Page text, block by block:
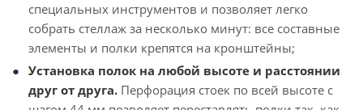
специальных инструментов и позволяет легко
собрать стеллаж за несколько минут: все составные
элементы и полки крепятся на кронштейны;
Установка полок на любой высоте и расстоянии
друг от друга. Перфорация стоек по всей высоте с